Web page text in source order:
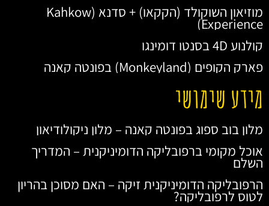
מוזיאון השוקולד (הקקאו) + סדנא (Kahkow
Experience)
קולנוע 4D בסנטו דומינגו
פארק הקופים (Monkeyland) בפונטה קאנה
מידע שימושי
מלון בוב ספוג בפונטה קאנה – מלון ניקולודיאון
אוכל מקומי ברפובליקה הדומיניקנית – המדריך
השלם
הרפובליקה הדומיניקנית זיקה – האם מסוכן בהריון
לטוס לרפובליקה?